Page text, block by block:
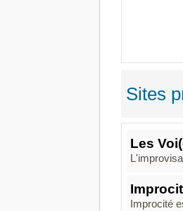
Sites
Les
Improcité